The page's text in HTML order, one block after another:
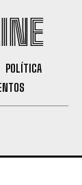
POLÍTICA